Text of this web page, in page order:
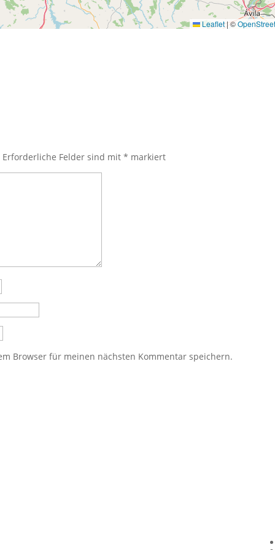
Leaflet |©
Erforderliche Felder sind mit* markiert
Browser für meinen nächsten Kommentar speichern.